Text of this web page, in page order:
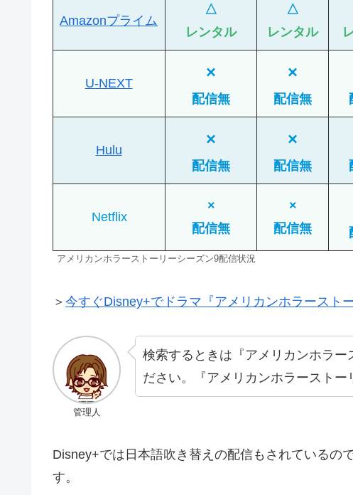
Amazonプライム
△
レンタル
△
レンタル
U-NEXT
×
配信無
×
配信無
Hulu
×
配信無
×
配信無
Netflix
×
配信無
×
配信無
アメリカンホラーストーリーシーズン9配信状況
＞ 今すぐDisney+でドラマ『アメリカンホラースト
管理人
検索するときは『アメリカンホラー
ださい。『アメリカンホラーストー
Disney+では日本語吹き替えの配信もされているの
す。